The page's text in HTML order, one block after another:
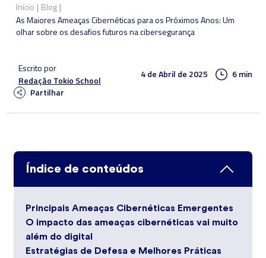
Início | Blog |
As Maiores Ameaças Cibernéticas para os Próximos Anos: Um
olhar sobre os desafios futuros na cibersegurança
Escrito por
Redação Tokio School
4 de Abril de 2025
6 min
Partilhar
Índice de conteúdos
Principais Ameaças Cibernéticas Emergentes
O impacto das ameaças cibernéticas vai muito
além do digital
Estratégias de Defesa e Melhores Práticas